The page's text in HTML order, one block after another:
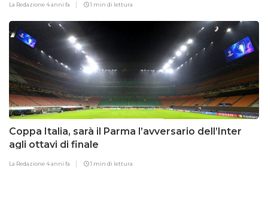
La Redazione4 anni fa 1 min di lettura
Coppa Italia, sarà il Parma l’avversario dell’Inter
agli ottavi di finale
La Redazione4 anni fa 1 min di lettura